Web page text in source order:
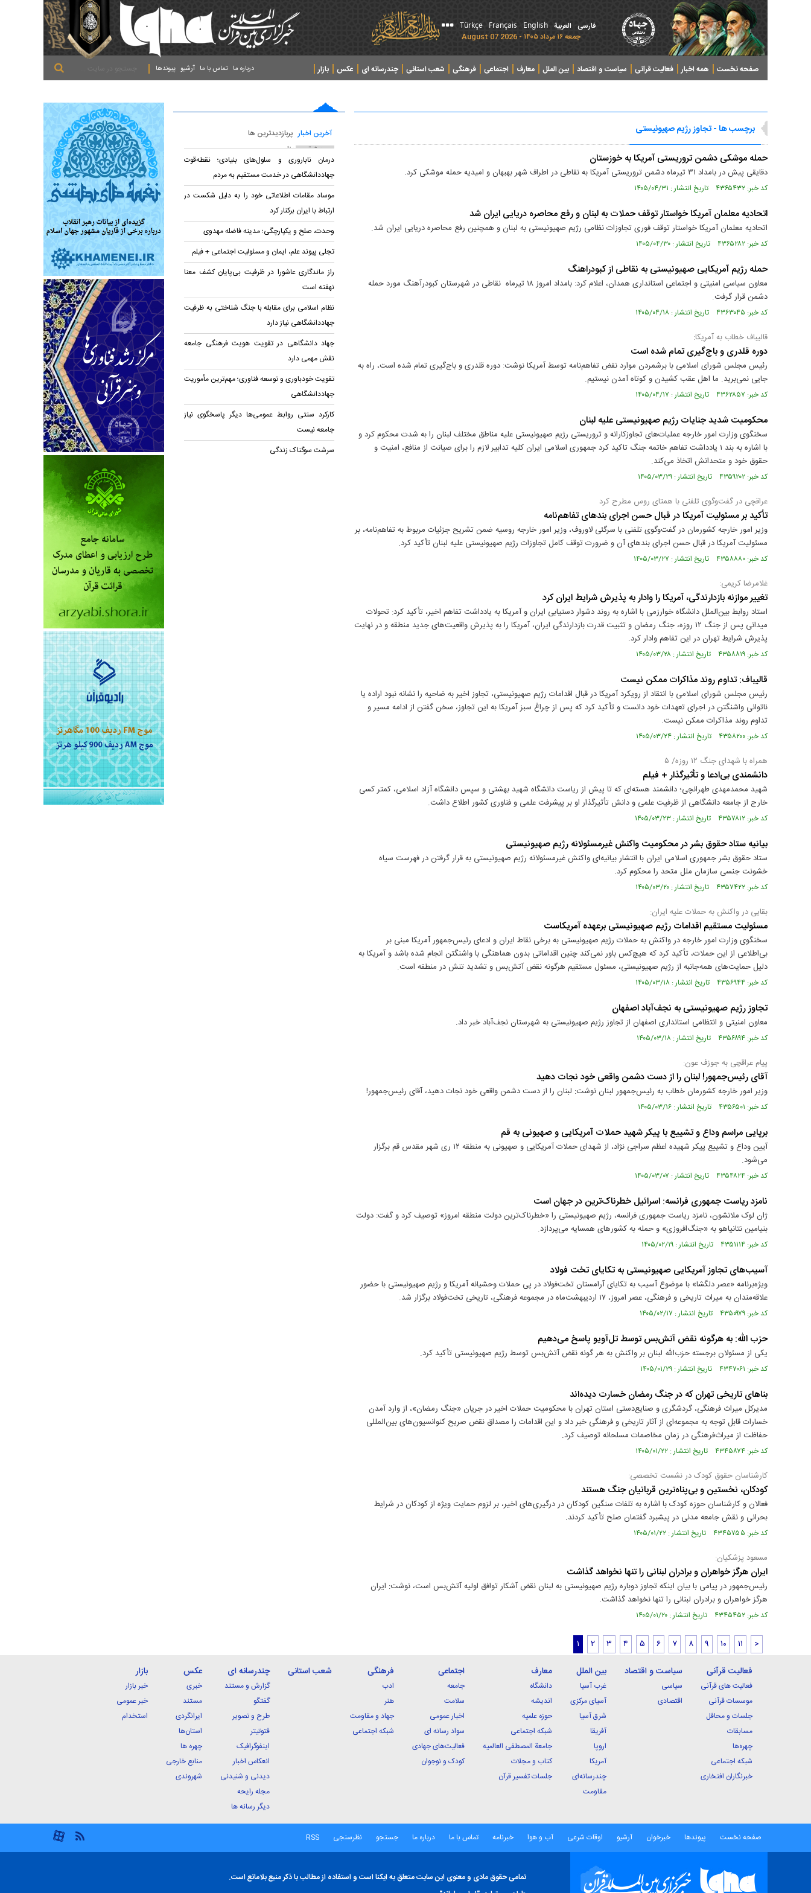
فارسی العربیة English
Français
Türkçe
جمعه ۱۶ مرداد ۱۴۰۵ - 2026 August 07
صفحه نخست همه اخبار فعالیت قرآنی سیاست و اقتصاد بین الملل معارف اجتماعی فرهنگی شعب استانی چندرسانه ای عکس
بازار
پیوندها آرشیو تماس با ما درباره ما
برچسب ها - تجاوز رژیم صهیونیستی
حمله موشکی دشمن تروریستی آمریکا به خوزستان
دقایقی پیش در بامداد ۳۱ تیرماه دشمن تروریستی آمریکا به نقاطی در اطراف شهر بهبهان و امیدیه حمله موشکی کرد.
کد خبر: ۴۳۶۵۴۳۲ تاریخ انتشار : ۱۴۰۵/۰۴/۳۱
اتحادیه معلمان آمریکا خواستار توقف حملات به لبنان و رفع محاصره دریایی ایران شد
اتحادیه معلمان آمریکا خواستار توقف فوری تجاوزات نظامی رژیم صهیونیستی به لبنان و همچنین رفع محاصره دریایی ایران شد.
کد خبر: ۴۳۶۵۲۸۲ تاریخ انتشار : ۱۴۰۵/۰۴/۳۰
حمله رژیم آمریکایی صهیونیستی به نقاطی از کبودراهنگ
معاون سیاسی امنیتی و اجتماعی استانداری همدان، اعلام کرد: بامداد امروز ۱۸ تیرماه نقاطی در شهرستان کبودرآهنگ مورد حمله
دشمن قرار گرفت.
کد خبر: ۴۳۶۳۰۴۵ تاریخ انتشار : ۱۴۰۵/۰۴/۱۸
قالیباف خطاب به آمریکا:
دوره قلدری و باج‌گیری تمام شده است
رئیس مجلس شورای اسلامی با برشمردن موارد نقض تفاهم‌نامه توسط آمریکا نوشت: دوره قلدری و باج‌گیری تمام شده است، راه به
جایی نمی‌برید. ما اهل عقب کشیدن و کوتاه آمدن نیستیم.
کد خبر: ۴۳۶۲۸۵۷ تاریخ انتشار : ۱۴۰۵/۰۴/۱۷
محکومیت شدید جنایات رژیم صهیونیستی علیه لبنان
سخنگوی وزارت امور خارجه عملیات‌های تجاوزکارانه و تروریستی رژیم صهیونیستی علیه مناطق مختلف لبنان را به شدت محکوم کرد و
با اشاره به بند ۱ یادداشت تفاهم خاتمه جنگ تاکید کرد جمهوری اسلامی ایران کلیه تدابیر لازم را برای صیانت از منافع، امنیت و
حقوق خود و متحدانش اتخاذ می‌کند.
کد خبر: ۴۳۵۹۲۰۲ تاریخ انتشار : ۱۴۰۵/۰۳/۲۹
عراقچی در گفت‌وگوی تلفنی با همتای روس مطرح کرد
تأکید بر مسئولیت آمریکا در قبال حسن اجرای بندهای تفاهم‌نامه
وزیر امور خارجه کشورمان در گفت‌وگوی تلفنی با سرگئی لاوروف، وزیر امور خارجه روسیه ضمن تشریح جزئیات مربوط به تفاهم‌نامه، بر
مسئولیت آمریکا در قبال حسن اجرای بندهای آن و ضرورت توقف کامل تجاوزات رژیم صهیونیستی علیه لبنان تأکید کرد.
کد خبر: ۴۳۵۸۸۸۰ تاریخ انتشار : ۱۴۰۵/۰۳/۲۷
غلامرضا کریمی:
تغییر موازنه بازدارندگی، آمریکا را وادار به پذیرش شرایط ایران کرد
استاد روابط بین‌الملل دانشگاه خوارزمی با اشاره به روند دشوار دستیابی ایران و آمریکا به یادداشت تفاهم اخیر، تأکید کرد: تحولات
میدانی پس از جنگ ۱۲ روزه، جنگ رمضان و تثبیت قدرت بازدارندگی ایران، آمریکا را به پذیرش واقعیت‌های جدید منطقه و در نهایت
پذیرش شرایط تهران در این تفاهم وادار کرد.
کد خبر: ۴۳۵۸۸۱۹ تاریخ انتشار : ۱۴۰۵/۰۳/۲۸
قالیباف: تداوم روند مذاکرات ممکن نیست
رئیس مجلس شورای اسلامی با انتقاد از رویکرد آمریکا در قبال اقدامات رژیم صهیونیستی، تجاوز اخیر به ضاحیه را نشانه نبود اراده یا
ناتوانی واشنگتن در اجرای تعهدات خود دانست و تأکید کرد که پس از چراغ سبز آمریکا به این تجاوز، سخن گفتن از ادامه مسیر و
تداوم روند مذاکرات ممکن نیست.
کد خبر: ۴۳۵۸۲۰۰ تاریخ انتشار : ۱۴۰۵/۰۳/۲۴
همراه با شهدای جنگ ۱۲ روزه/ ۵
دانشمندی بی‌ادعا و تأثیرگذار + فیلم
شهید محمدمهدی طهرانچی؛ دانشمند هسته‌ای که تا پیش از ریاست دانشگاه شهید بهشتی و سپس دانشگاه آزاد اسلامی، کمتر کسی
خارج از جامعه دانشگاهی از ظرفیت علمی و دانش تأثیرگذار او بر پیشرفت علمی و فناوری کشور اطلاع داشت.
کد خبر: ۴۳۵۷۸۱۲ تاریخ انتشار : ۱۴۰۵/۰۳/۲۳
بیانیه ستاد حقوق بشر در محکومیت واکنش غیرمسئولانه رژیم صهیونیستی
ستاد حقوق بشر جمهوری اسلامی ایران با انتشار بیانیه‌ای واکنش غیرمسئولانه رژیم صهیونیستی به قرار گرفتن در فهرست سیاه
خشونت جنسی سازمان ملل متحد را محکوم کرد.
کد خبر: ۴۳۵۷۴۲۲ تاریخ انتشار : ۱۴۰۵/۰۳/۲۰
بقایی در واکنش به حملات علیه ایران:
مسئولیت مستقیم اقدامات رژیم صهیونیستی برعهده آمریکاست
سخنگوی وزارت امور خارجه در واکنش به حملات رژیم صهیونیستی به برخی نقاط ایران و ادعای رئیس‌جمهور آمریکا مبنی بر
بی‌اطلاعی از این حملات، تأکید کرد که هیچ‌کس باور نمی‌کند چنین اقداماتی بدون هماهنگی با واشنگتن انجام شده باشد و آمریکا به
دلیل حمایت‌های همه‌جانبه از رژیم صهیونیستی، مسئول مستقیم هرگونه نقض آتش‌بس و تشدید تنش در منطقه است.
کد خبر: ۴۳۵۶۹۴۴ تاریخ انتشار : ۱۴۰۵/۰۳/۱۸
تجاوز رژیم صهیونیستی به نجف‌آباد اصفهان
معاون امنیتی و انتظامی استانداری اصفهان از تجاوز رژیم صهیونیستی به شهرستان نجف‌آباد خبر داد.
کد خبر: ۴۳۵۶۸۹۴ تاریخ انتشار : ۱۴۰۵/۰۳/۱۸
پیام عراقچی به جوزف عون:
آقای رئیس‌جمهور! لبنان را از دست دشمن واقعی خود نجات دهید
وزیر امور خارجه کشورمان خطاب به رئیس‌جمهور لبنان نوشت: لبنان را از دست دشمن واقعی خود نجات دهید، آقای رئیس‌جمهور!
کد خبر: ۴۳۵۶۵۰۱ تاریخ انتشار : ۱۴۰۵/۰۳/۱۶
برپایی مراسم وداع و تشییع با پیکر شهید حملات آمریکایی و صهیونی به قم
آیین وداع و تشییع پیکر شهیده اعظم سراجی نژاد، از شهدای حملات آمریکایی و صهیونی به منطقه ۱۲ ری شهر مقدس قم برگزار
می‌شود.
کد خبر: ۴۳۵۴۸۲۴ تاریخ انتشار : ۱۴۰۵/۰۳/۰۷
نامزد ریاست جمهوری فرانسه: اسرائیل خطرناک‌ترین در جهان است
ژان لوک ملانشون، نامزد ریاست جمهوری فرانسه، رژیم صهیونیستی را «خطرناک‌ترین دولت منطقه امروز» توصیف کرد و گفت: دولت
بنیامین نتانیاهو به «جنگ‌افروزی» و حمله به کشورهای همسایه می‌پردازد.
کد خبر: ۴۳۵۱۱۱۴ تاریخ انتشار : ۱۴۰۵/۰۲/۱۹
آسیب‌های تجاوز آمریکایی صهیونیستی به تکایای تخت فولاد
ویژه‌برنامه «عصر دلگشا» با موضوع آسیب به تکایای آرامستان تخت‌فولاد در پی حملات وحشیانه آمریکا و رژیم صهیونیستی با حضور
علاقه‌مندان به میراث تاریخی و فرهنگی، عصر امروز، ۱۷ اردیبهشت‌ماه در مجموعه فرهنگی، تاریخی تخت‌فولاد برگزار شد.
کد خبر: ۴۳۵۰۹۷۹ تاریخ انتشار : ۱۴۰۵/۰۲/۱۷
حزب الله: به هرگونه نقض آتش‌بس توسط تل‌آویو پاسخ می‌دهیم
یکی از مسئولان برجسته حزب‌الله لبنان بر واکنش به هر گونه نقض آتش‌بس توسط رژیم صهیونیستی تأکید کرد.
کد خبر: ۴۳۴۷۰۶۱ تاریخ انتشار : ۱۴۰۵/۰۱/۲۹
بنا‌های تاریخی تهران که در جنگ رمضان خسارت دیده‌اند
مدیرکل میراث‌ فرهنگی، گردشگری و صنایع‌دستی استان تهران با محکومیت حملات اخیر در جریان «جنگ رمضان»، از وارد آمدن
خسارات قابل‌ توجه به مجموعه‌ای از آثار تاریخی و فرهنگی خبر داد و این اقدامات را مصداق نقض صریح کنوانسیون‌های بین‌المللی
حفاظت از میراث‌فرهنگی در زمان مخاصمات مسلحانه توصیف کرد.
کد خبر: ۴۳۴۵۸۷۴ تاریخ انتشار : ۱۴۰۵/۰۱/۲۲
کارشناسان حقوق کودک در نشست تخصصی:
کودکان، نخستین و بی‌پناه‌ترین قربانیان جنگ هستند
فعالان و کارشناسان حوزه کودک با اشاره به تلفات سنگین کودکان در درگیری‌های اخیر، بر لزوم حمایت ویژه از کودکان در شرایط
بحرانی و نقش جامعه مدنی در پیشبرد گفتمان صلح تأکید کردند.
کد خبر: ۴۳۴۵۷۵۵ تاریخ انتشار : ۱۴۰۵/۰۱/۲۲
مسعود پزشکیان:
ایران هرگز خواهران و برادران لبنانی را تنها نخواهد گذاشت
رئیس‌جمهور در پیامی با بیان اینکه تجاوز دوباره رژیم صهیونیستی به لبنان نقض آشکار توافق اولیه آتش‌بس است، نوشت: ایران
هرگز خواهران و برادران لبنانی را تنها نخواهد گذاشت.
کد خبر: ۴۳۴۵۴۵۲ تاریخ انتشار : ۱۴۰۵/۰۱/۲۰
۱ ۲ ۳ ۴ ۵ ۶ ۷ ۸ ۹ ۱۰ ۱۱ >
آخرین اخبار پربازدیدترین ها
پربحث ترین عناوین
درمان ناباروری و سلول‌های بنیادی؛ نقطه‌قوت
جهاددانشگاهی در خدمت مستقیم به مردم
موساد مقامات اطلاعاتی خود را به دلیل شکست در
ارتباط با ایران برکنار کرد
وحدت، صلح و یکپارچگی؛ مدینه فاضله مهدوی
تجلی پیوند علم، ایمان و مسئولیت اجتماعی + فیلم
راز ماندگاری عاشورا در ظرفیت بی‌پایان کشف معنا
نهفته است
نظام اسلامی برای مقابله با جنگ شناختی به ظرفیت
جهاددانشگاهی نیاز دارد
جهاد دانشگاهی در تقویت هویت فرهنگی جامعه
نقش مهمی دارد
تقویت خودباوری و توسعه فناوری؛ مهم‌ترین مأموریت
جهاددانشگاهی
کارکرد سنتی روابط عمومی‌ها دیگر پاسخگوی نیاز
جامعه نیست
سرشت سوگناک زندگی
فعالیت قرآنی
فعالیت های قرآنی
موسسات قرآنی
جلسات و محافل
مسابقات
چهره‌ها
شبکه اجتماعی
خبرنگاران افتخاری
سیاست و اقتصاد
سیاسی
اقتصادی
بین الملل
غرب آسیا
آسیای مرکزی
شرق آسیا
آفریقا
اروپا
آمریکا
چندرسانه‌ای
مقاومت
معارف
دانشگاه
اندیشه
حوزه علمیه
شبکه اجتماعی
جامعة المصطفی العالمیه
کتاب و مجلات
جلسات تفسیر قرآن
اجتماعی
جامعه
سلامت
اخبار عمومی
سواد رسانه ای
فعالیت‌های جهادی
کودک و نوجوان
فرهنگی
ادب
هنر
جهاد و مقاومت
شبکه اجتماعی
شعب استانی چندرسانه ای
گزارش و مستند
گفتگو
طرح و تصویر
فتوتیتر
اینفوگرافیک
انعکاس اخبار
دیدنی و شنیدنی
مجله رایحه
دیگر رسانه ها
عکس
خبری
مستند
ایرانگردی
استان‌ها
چهره ها
منابع خارجی
شهروندی
بازار
خبر بازار
خبر عمومی
استخدام
صفحه نخست پیوندها خبرخوان آرشیو اوقات شرعی آب و هوا خبرنامه تماس با ما درباره ما جستجو نظرسنجی RSS
تمامی حقوق مادی و معنوی این سایت متعلق به ایکنا است و استفاده از مطالب با ذکر منبع بلامانع است.